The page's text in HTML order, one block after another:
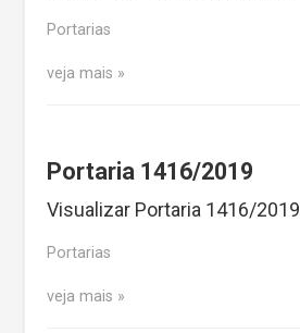
Portarias
veja mais
Portaria 1416/2019
Visualizar Portaria 1416/2019
Portarias
veja mais